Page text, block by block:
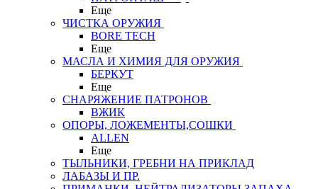
Еще
ЧИСТКА ОРУЖИЯ
BORE TECH
Еще
МАСЛА И ХИМИЯ ДЛЯ ОРУЖИЯ
БЕРКУТ
Еще
СНАРЯЖЕНИЕ ПАТРОНОВ
ВЖИК
ОПОРЫ, ЛОЖЕМЕНТЫ,СОШКИ
ALLEN
Еще
ТЫЛЬНИКИ, ГРЕБНИ НА ПРИКЛАД
ЛАБАЗЫ И ПР.